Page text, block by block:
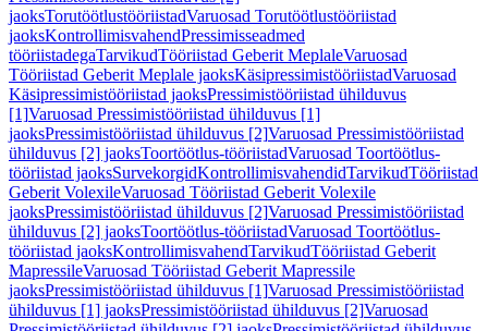
jaoksTorutöötlustööriistadVaruosad Torutöötlustööriistad
jaoksKontrollimisvahendPressimisseadmed
tööriistadegaTarvikudTööriistad Geberit MeplaleVaruosad
Tööriistad Geberit Meplale jaoksKäsipressimistööriistadVaruosad
Käsipressimistööriistad jaoksPressimistööriistad ühilduvus
[1]Varuosad Pressimistööriistad ühilduvus [1]
jaoksPressimistööriistad ühilduvus [2]Varuosad Pressimistööriistad
ühilduvus [2] jaoksToortöötlus-tööriistadVaruosad Toortöötlus-
tööriistad jaoksSurvekorgidKontrollimisvahendidTarvikudTööriistad
Geberit VolexileVaruosad Tööriistad Geberit Volexile
jaoksPressimistööriistad ühilduvus [2]Varuosad Pressimistööriistad
ühilduvus [2] jaoksToortöötlus-tööriistadVaruosad Toortöötlus-
tööriistad jaoksKontrollimisvahendTarvikudTööriistad Geberit
MapressileVaruosad Tööriistad Geberit Mapressile
jaoksPressimistööriistad ühilduvus [1]Varuosad Pressimistööriistad
ühilduvus [1] jaoksPressimistööriistad ühilduvus [2]Varuosad